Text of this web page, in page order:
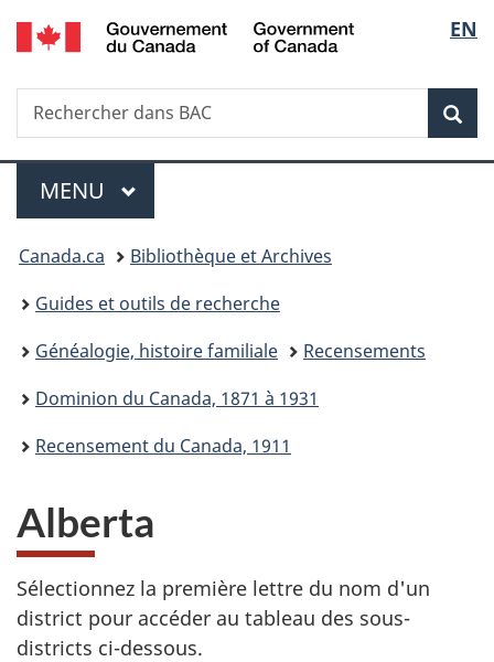
Passer
au
Passer
à
du
Passer
à
simplifiée
de
la
EN
Recherche
Rechercher
dans
Menu
MENU PRINCIPAL
Vous
êtes
ici :
Canada.ca
Bibliothèque et Archives
Guides et outils de recherche
Généalogie, histoire familiale
Recensements
Dominion du Canada, 1871 à 1931
Recensement du Canada, 1911
Alberta
Sélectionnez la première lettre du nom d'un
district pour accéder au tableau des sous-
districts ci-dessous.